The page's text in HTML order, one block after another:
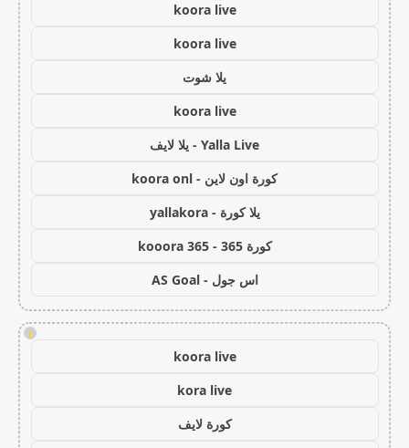
koora live
koora live
يلا شوت
koora live
Yalla Live - يلا لايف
كورة اون لاين - koora onl
يلا كورة - yallakora
كورة 365 - kooora 365
اس جول - AS Goal
!
koora live
kora live
كورة لايف